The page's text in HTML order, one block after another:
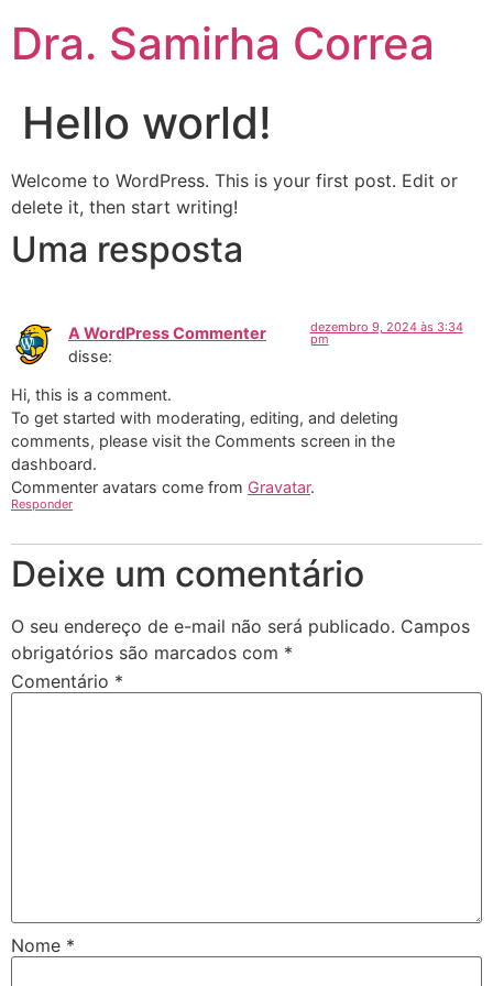
Dra. Samirha Correa
Hello world!
Welcome to WordPress. This is your first post. Edit or
delete it, then start writing!
Uma resposta
A WordPress Commenter
disse:
dezembro 9, 2024 às 3:34
pm
Hi, this is a comment.
To get started with moderating, editing, and deleting
comments, please visit the Comments screen in the
dashboard.
Commenter avatars come from Gravatar.
Responder
Deixe um comentário
O seu endereço de e-mail não será publicado. Campos
obrigatórios são marcados com *
Comentário *
Nome *